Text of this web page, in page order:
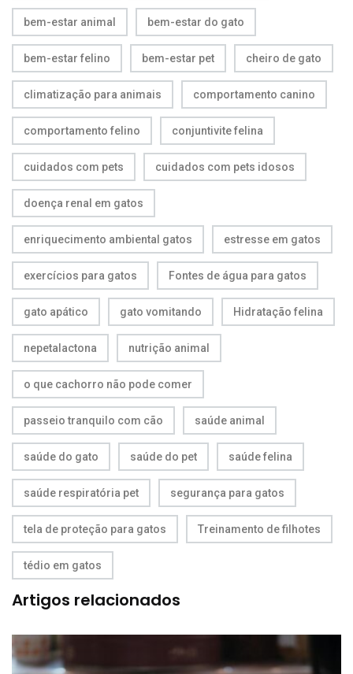
bem-estar animal bem-estar do gato
bem-estar felino bem-estar pet cheiro de gato
climatização para animais comportamento canino
comportamento felino conjuntivite felina
cuidados com pets cuidados com pets idosos
doença renal em gatos
enriquecimento ambiental gatos estresse em gatos
exercícios para gatos Fontes de água para gatos
gato apático gato vomitando Hidratação felina
nepetalactona nutrição animal
o que cachorro não pode comer
passeio tranquilo com cão saúde animal
saúde do gato saúde do pet saúde felina
saúde respiratória pet segurança para gatos
tela de proteção para gatos Treinamento de filhotes
tédio em gatos
Artigos relacionados